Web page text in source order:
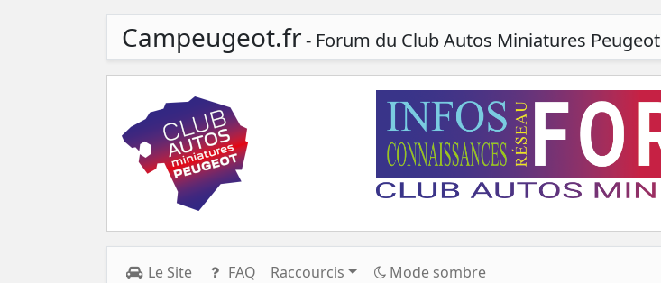
Campeugeot.fr- Forum du Club Autos Miniatures Peugeot
Le Site FAQ Raccourcis Mode sombre